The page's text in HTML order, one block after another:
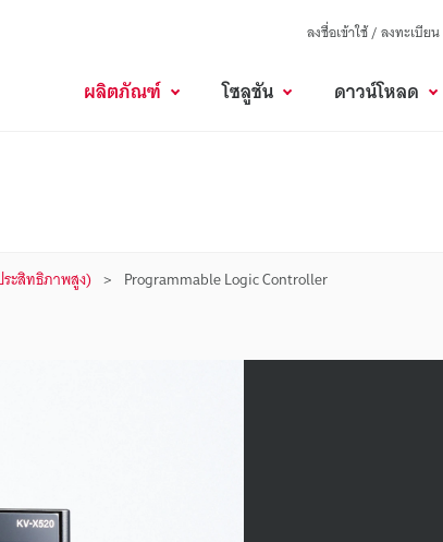
ลงชื่อเข้าใช้ / ลงทะเบียน
ผลิตภัณฑ์ โซลูชัน ดาวน์โหลด
ระสิทธิภาพสูง) Programmable Logic Controller